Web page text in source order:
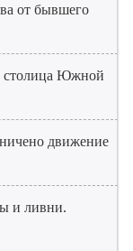
от бывшего
столица Южной
движение
и ливни.